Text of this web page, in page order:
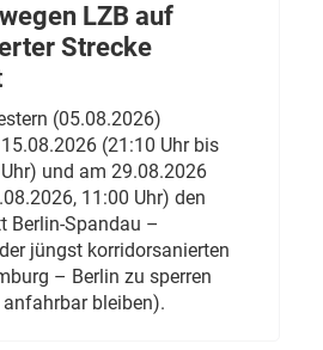
LZB auf
Strecke
(05.08.2026)
(21:10 Uhr bis
und am 29.08.2026
11:00 Uhr) den
Berlin-Spandau –
jüngst korridorsanierten
– Berlin zu sperren
bleiben).